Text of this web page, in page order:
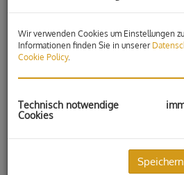
Beschreibung
mit trotzdem guter
Diese gepflegte Bürofläche in
Wir verwenden Cookies um Einstellungen
Informationen finden Sie in unserer
Cookie Policy.
Technisch notwendige
Cookies
Speichern